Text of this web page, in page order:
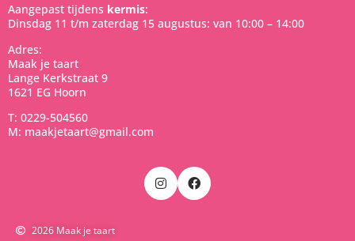
Aangepast tijdens kermis:
Dinsdag 11 t/m zaterdag 15 augustus: van 10:00 – 14:00
Adres:
Maak je taart
Lange Kerkstraat 9
1621 EG Hoorn
T: 0229-504560
M: maakjetaart@gmail.com
2026 Maak je taart